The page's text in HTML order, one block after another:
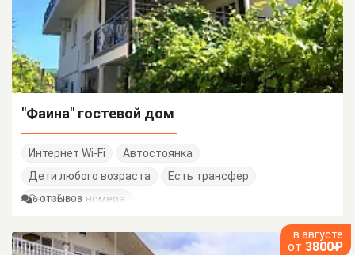
"Фаина" гостевой дом
Интернет Wi-Fi
Автостоянка
Дети любого возраста
Есть трансфер
Семейные номера
6 ОТЗЫВОВ
в августе
от 3800₽